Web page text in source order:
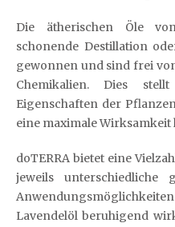
Die ätherischen Öle
schonende Destillation
gewonnen und sind frei
Chemikalien. Dies
Eigenschaften der
eine maximale Wirksamkeit
doTERRA bietet eine
jeweils unterschiedliche
Lavendelöl beruhigend